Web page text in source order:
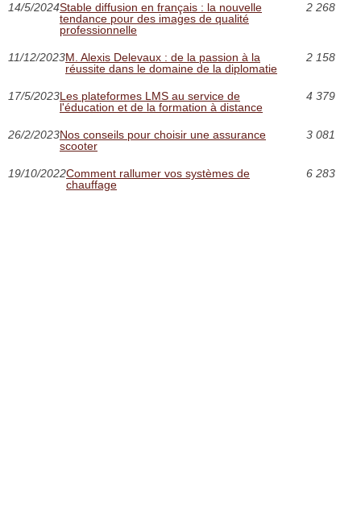
14/5/2024Stable diffusion en français : la nouvelle
tendance pour des images de qualité
professionnelle
2 268
11/12/2023M. Alexis Delevaux : de la passion à la
réussite dans le domaine de la diplomatie
2 158
17/5/2023Les plateformes LMS au service de
l'éducation et de la formation à distance
4 379
26/2/2023Nos conseils pour choisir une assurance
scooter
3 081
19/10/2022Comment rallumer vos systèmes de
chauffage
6 283